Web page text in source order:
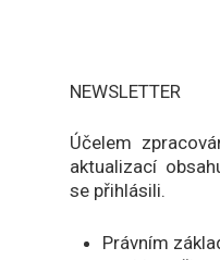
NEWSLETTER
Účelem
aktualizací
se přihlásili.
Právním